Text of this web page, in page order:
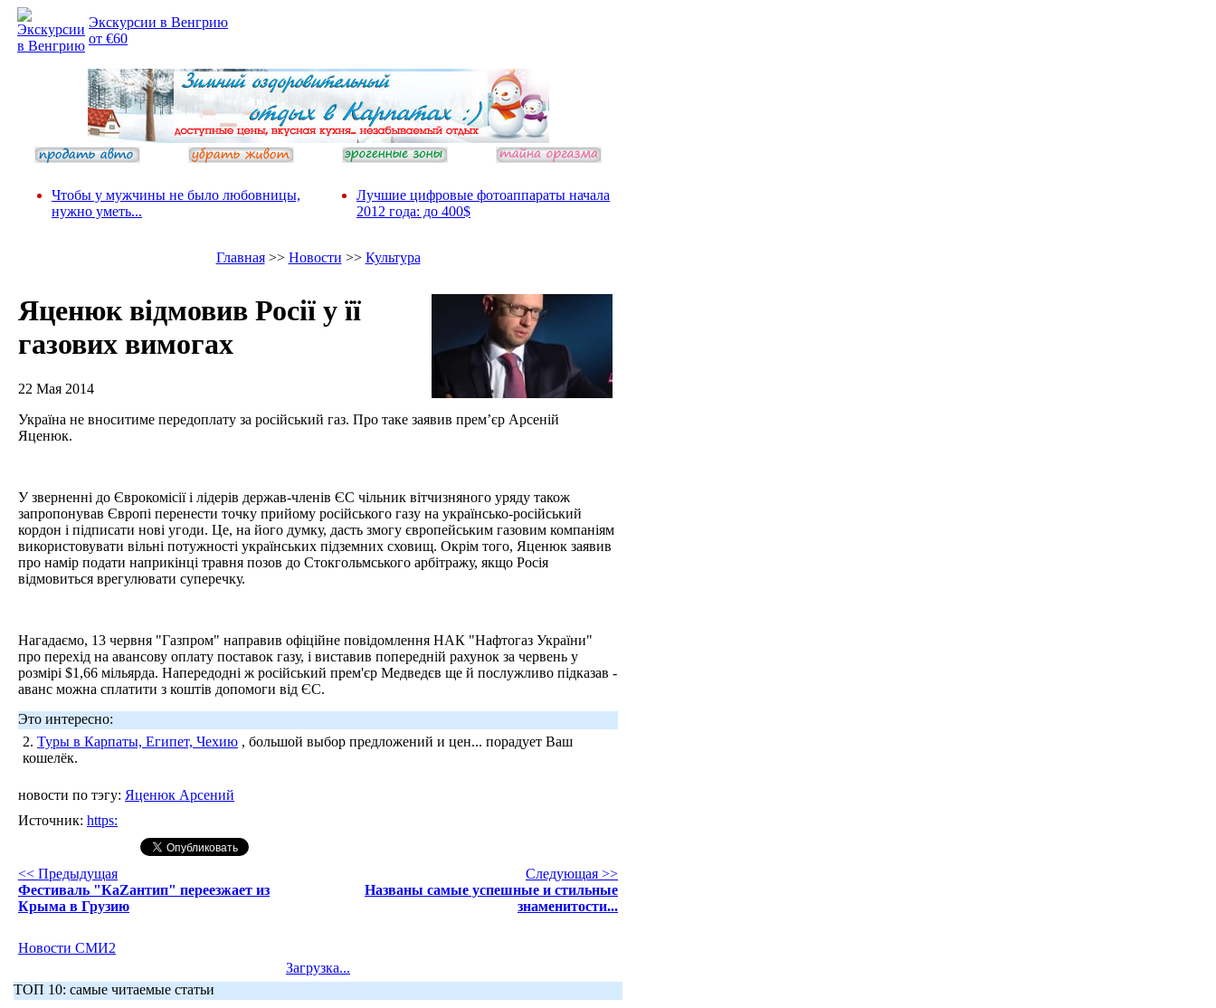
Экскурсии в Венгрию
от €60
Чтобы у мужчины не было любовницы,
нужно уметь...
Лучшие цифровые фотоаппараты начала
2012 года: до 400$
Главная>> Новости >> Культура
Яценюк відмовив Росії у її
газових вимогах
22 Мая 2014
Україна не вноситиме передоплату за російський газ. Про таке заявив прем’єр Арсеній
Яценюк.
У зверненні до Єврокомісії і лідерів держав-членів ЄС чільник вітчизняного уряду також
запропонував Європі перенести точку прийому російського газу на українсько-російський
кордон і підписати нові угоди. Це, на його думку, дасть змогу європейським газовим компаніям
використовувати вільні потужності українських підземних сховищ. Окрім того, Яценюк заявив
про намір подати наприкінці травня позов до Стокгольмського арбітражу, якщо Росія
відмовиться врегулювати суперечку.
Нагадаємо, 13 червня "Газпром" направив офіційне повідомлення НАК "Нафтогаз України"
про перехід на авансову оплату поставок газу, і виставив попередній рахунок за червень у
розмірі $1,66 мільярда. Напередодні ж російський прем'єр Медведєв ще й послужливо підказав -
аванс можна сплатити з коштів допомоги від ЄС.
Это интересно:
2. Туры в Карпаты, Египет, Чехию , большой выбор предложений и цен... порадует Ваш
кошелёк.
новости по тэгу: Яценюк Арсений
Источник: https:
<< Предыдущая
Фестиваль "КаZантип" переезжает из
Крыма в Грузию
Следующая >>
Названы самые успешные и стильные
знаменитости...
Новости СМИ2
Загрузка...
ТОП 10: самые читаемые статьи